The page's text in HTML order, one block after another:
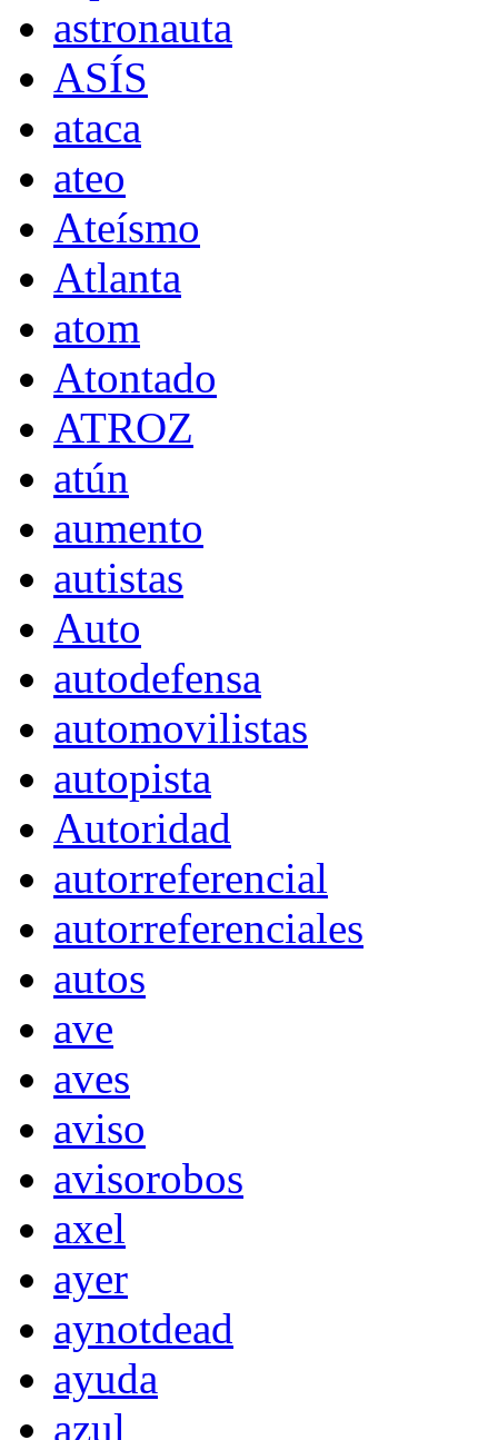
astronauta
ASÍS
ataca
ateo
Ateísmo
Atlanta
atom
Atontado
ATROZ
atún
aumento
autistas
Auto
autodefensa
automovilistas
autopista
Autoridad
autorreferencial
autorreferenciales
autos
ave
aves
aviso
avisorobos
axel
ayer
aynotdead
ayuda
azul